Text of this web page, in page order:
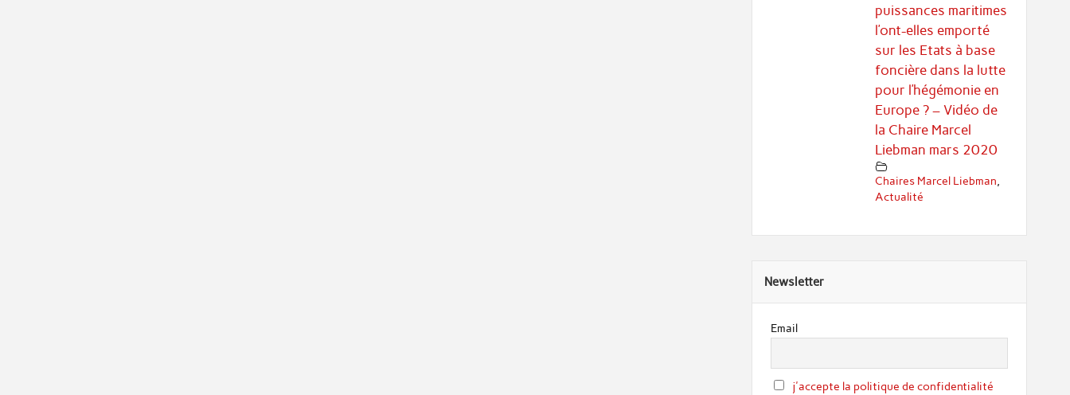
puissances maritimes
l’ont-elles emporté
sur les Etats à base
foncière dans la lutte
pour l’hégémonie en
Europe ? – Vidéo de
la Chaire Marcel
Liebman mars 2020
Chaires Marcel Liebman,
Actualité
Newsletter
Email
j'accepte la politique de confidentialité